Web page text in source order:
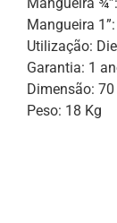
Mangueira
Mangueira
Utilização:
Garantia: 1
Dimensão:
Peso: 18 Kg